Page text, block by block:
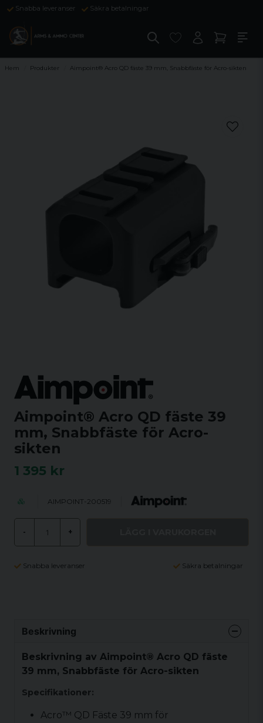
Snabba leveranser Säkra betalningar
Hem Produkter Aimpoint® Acro QD fäste 39 mm, Snabbfäste för Acro-sikten
Aimpoint® Acro QD fäste 39
mm, Snabbfäste för Acro-
sikten
1 395 kr
AIMPOINT-200519
- +
Snabba leveranser Säkra betalningar
Beskrivning
Beskrivning av Aimpoint® Acro QD fäste
39 mm, Snabbfäste för Acro-sikten
Specifikationer:
Acro™ QD Fäste 39 mm för